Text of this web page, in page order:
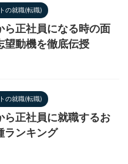
の就職(転職)
ら正社員になる時の面
望動機を徹底伝授
の就職(転職)
ら正社員に就職するお
ランキング